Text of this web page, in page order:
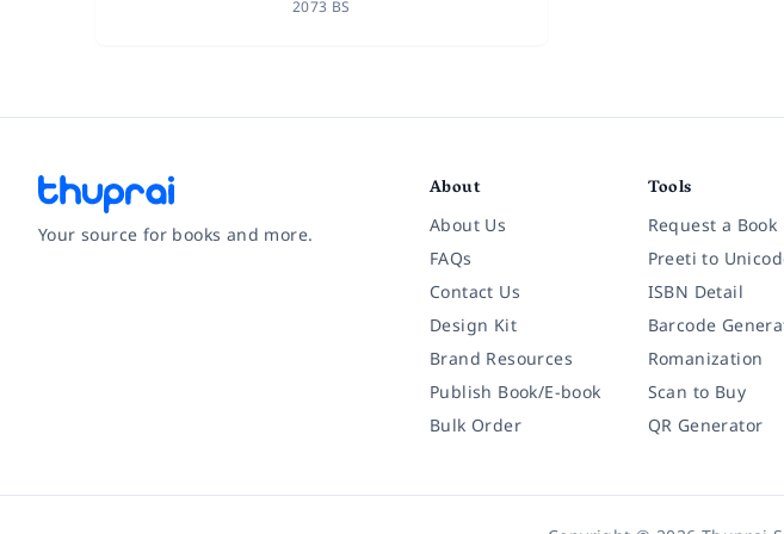
2073 BS
Your source for books and more.
About
About Us
FAQs
Contact Us
Design Kit
Brand Resources
Publish Book/E-book
Bulk Order
Tools
Request a Book
Preeti to
ISBN Detail
Barcode
Romanization
Scan to Buy
QR Generator